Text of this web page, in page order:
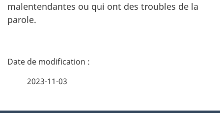
malentendantes ou qui ont des troubles de la
parole.
D
2023-11-03